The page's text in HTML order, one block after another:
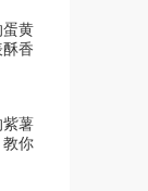
01:18
02:04
蛋黄
香
紫薯
教你